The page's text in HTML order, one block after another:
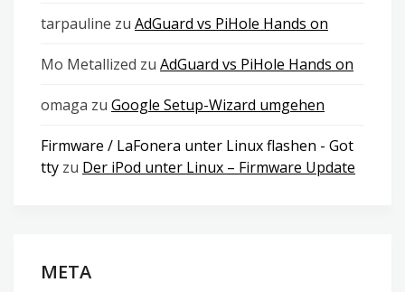
tarpauline zu AdGuard vs PiHole Hands on
Mo Metallized zu AdGuard vs PiHole Hands on
omaga zu Google Setup-Wizard umgehen
Firmware / LaFonera unter Linux flashen - Got
tty zu Der iPod unter Linux – Firmware Update
META